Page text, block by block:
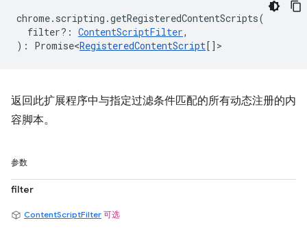
chrome. scripting .getRegisteredContentScripts(
filter? : ContentScriptFilter,
) : Promise<RegisteredContentScript[] >
返回此扩展程序中与指定过滤条件匹配的所有动态注册的内
容脚本。
参数
filter
ContentScriptFilter 可选